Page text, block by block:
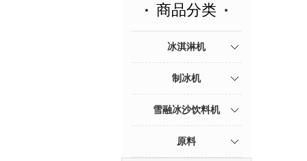
商品分类
冰淇淋机
制冰机
雪融冰沙饮料机
原料